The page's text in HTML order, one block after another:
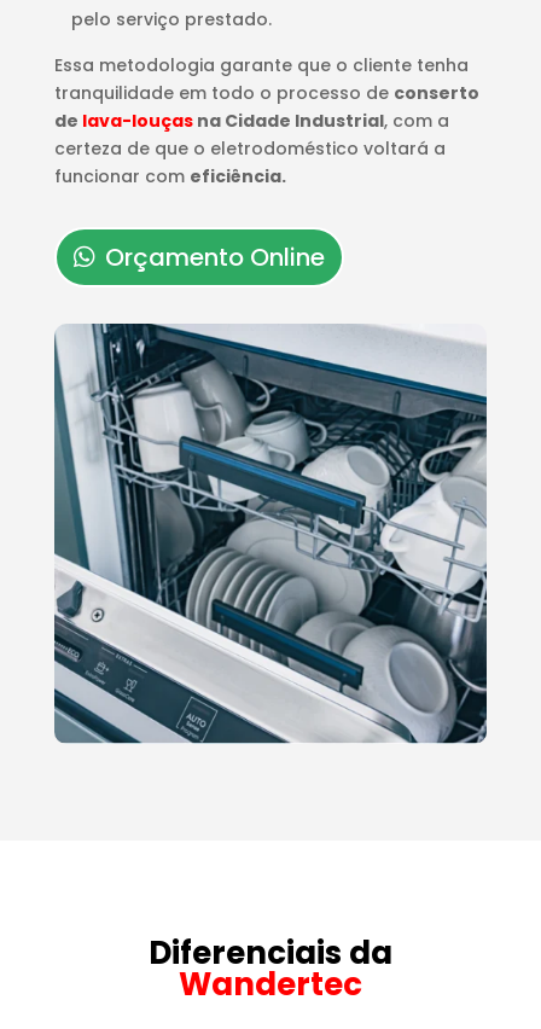
pelo serviço prestado.
Essa metodologia garante que o cliente tenha
tranquilidade em todo o processo de conserto
de lava-louçasna Cidade Industrial, com a
certeza de que o eletrodoméstico voltará a
funcionar com eficiência.
Orçamento Online
Diferenciais da
Wandertec